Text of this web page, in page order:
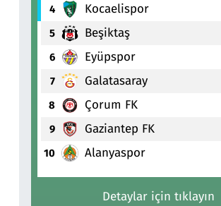
4 Kocaelispor
5 Beşiktaş
6 Eyüpspor
7 Galatasaray
8 Çorum FK
9 Gaziantep FK
10 Alanyaspor
Detaylar için tıklayın